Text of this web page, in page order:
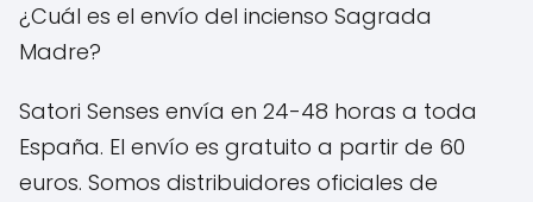
¿Cuál es el envío del incienso Sagrada
Madre?
Satori Senses envía en 24-48 horas a toda
España. El envío es gratuito a partir de 60
euros. Somos distribuidores oficiales de